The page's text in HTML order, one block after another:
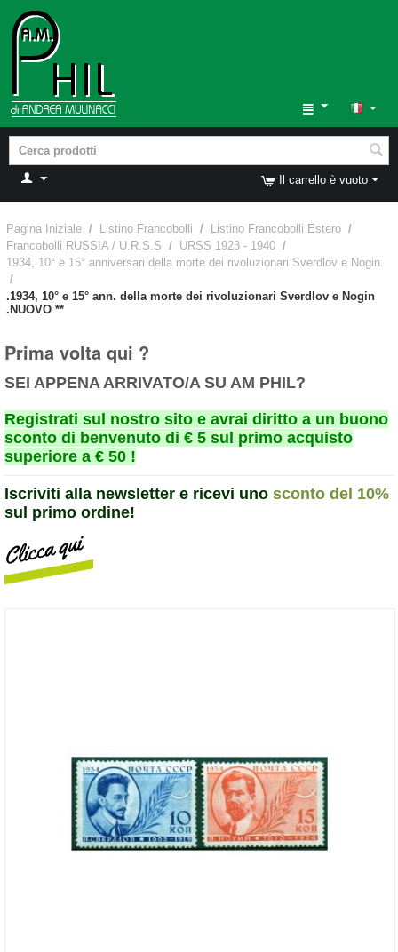
Il carrello è vuoto
Pagina Iniziale / Listino Francobolli / Listino Francobolli Estero /
Francobolli RUSSIA / U.R.S.S / URSS 1923 - 1940 /
1934, 10° e 15° anniversari della morte dei rivoluzionari Sverdlov e Nogin.
/
.1934, 10° e 15° ann. della morte dei rivoluzionari Sverdlov e Nogin
.NUOVO **
Prima volta qui ?
SEI APPENA ARRIVATO/A SU AM PHIL?
Registrati sul nostro sito e avrai diritto a un buono
sconto di benvenuto di € 5 sul primo acquisto
superiore a € 50 !
Iscriviti alla newsletter e ricevi uno sconto del 10%
sul primo ordine!